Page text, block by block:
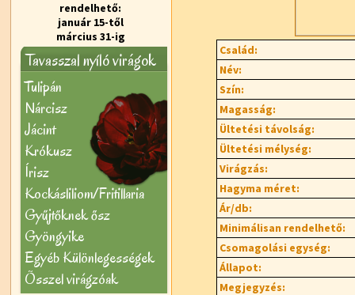
rendelhető:
január 15-től
március 31-ig
Tavasszal nyíló virágok
Tulipán
Nárcisz
Jácint
Krókusz
Írisz
Kockásliliom/Fritillaria
Gyűjtőknek ősz
Gyöngyike
Egyéb Különlegességek
Õsszel virágzóak
Család:
Név:
Szín:
Magasság:
Ültetési távolság:
Ültetési mélység:
Virágzás:
Hagyma méret:
Ár/db:
Minimálisan rendelhető:
Csomagolási egység:
Állapot:
Megjegyzés: